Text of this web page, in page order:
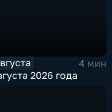
4 мин
2026 года